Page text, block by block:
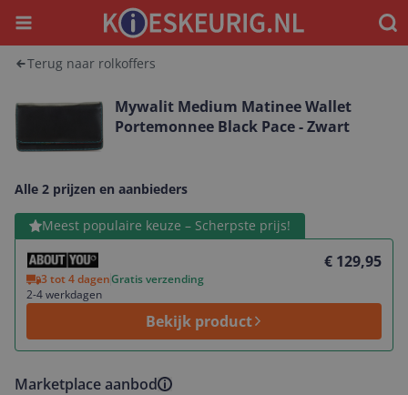
Menu
Terug naar rolkoffers
Mywalit Medium Matinee Wallet
Portemonnee Black Pace - Zwart
Alle 2 prijzen en aanbieders
Meest populaire keuze – Scherpste prijs!
€ 129,95
3 tot 4 dagenGratis verzending
2-4 werkdagen
Bekijk product
Bekijk product
Marketplace aanbod